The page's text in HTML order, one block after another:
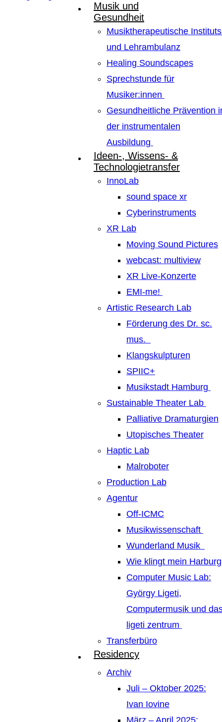
Musik und
Gesundheit
Musiktherapeutische
und Lehrambulanz
Healing Soundscapes
Sprechstunde für
Musiker:innen
Gesundheitliche Prävention
der instrumentalen
Ausbildung
Ideen-, Wissens- &
Technologietransfer
InnoLab
sound space xr
Cyberinstruments
XR Lab
Moving Sound Pictures
webcast: multiview
XR Live-Konzerte
EMI-me!
Artistic Research Lab
Förderung des Dr. sc.
mus.
Klangskulpturen
SPIIC+
Musikstadt Hamburg
Sustainable Theater Lab
Palliative Dramaturgien
Utopisches Theater
Haptic Lab
Malroboter
Production Lab
Agentur
Off-ICMC
Musikwissenschaft
Wunderland Musik
Wie klingt mein Harburg
Computer Music Lab:
György Ligeti,
Computermusik und
ligeti zentrum
Transferbüro
Residency
Archiv
Juli – Oktober 2025:
Ivan Iovine
März – April 2025: